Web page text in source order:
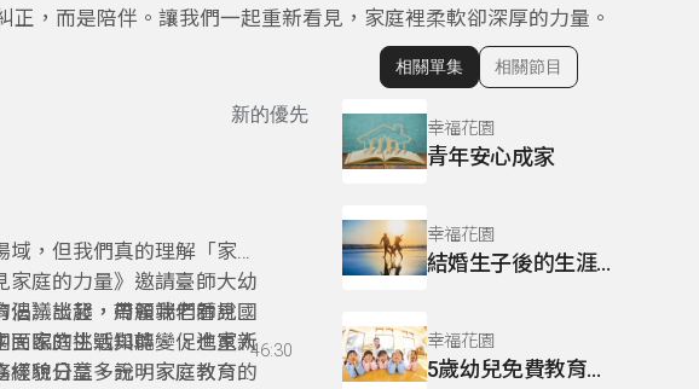
，而是陪伴。讓我們一起重新看見，家庭裡柔軟卻深厚的力量。
新的優先
，但我們真的理解「家庭
家庭的力量》邀請臺師大幼
》談起，帶領我們看見國
面臨的挑戰與轉變，也重新
議出發，周麗端老師說明
民家庭生活知能、促進家人
樣貌日益多元，家庭教育的
經驗分享，說明家庭教育並
46:30
顯示相關單集
相關單集 相關節目
幸福花園
青年安心成家
幸福花園
結婚生子後的生涯新規劃
幸福花園
5歲幼兒免費教育計畫